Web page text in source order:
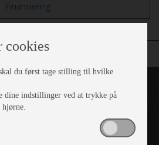
Finansiering
cookies
du først tage stilling til hvilke
dine indstillinger ved at trykke på